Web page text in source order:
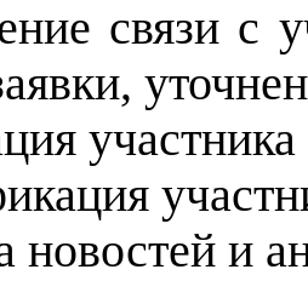
связи с
новостей и